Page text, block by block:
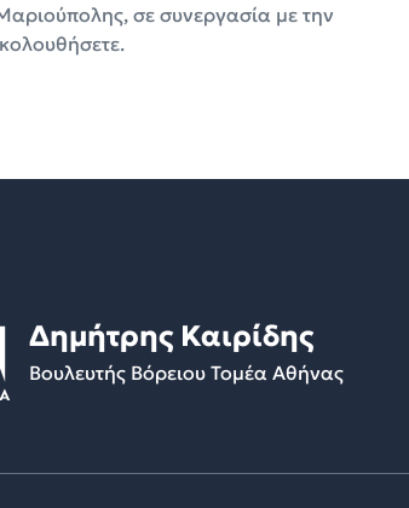
σε συνεργασία με την
Δημήτρης Καιρίδης
Βουλευτής Βόρειου Τομέα Αθήνας